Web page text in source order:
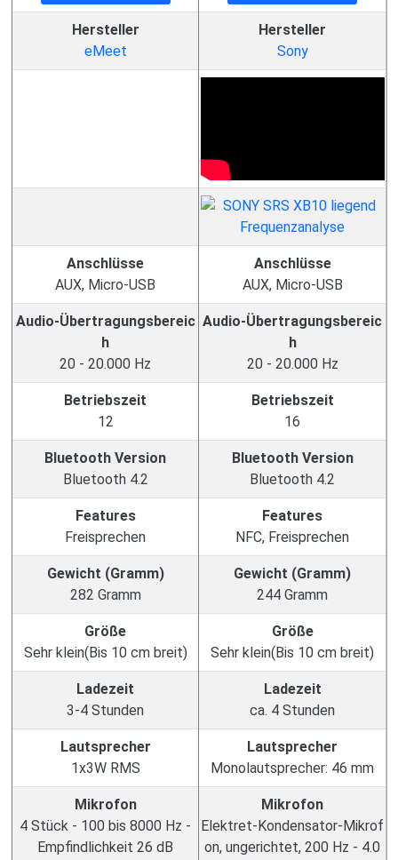
Hersteller
eMeet
Hersteller
Sony
Anschlüsse
AUX, Micro-USB
Anschlüsse
AUX, Micro-USB
Audio-Übertragungsbereic
h
20 - 20.000 Hz
Audio-Übertragungsbereic
h
20 - 20.000 Hz
Betriebszeit
12
Betriebszeit
16
Bluetooth Version
Bluetooth 4.2
Bluetooth Version
Bluetooth 4.2
Features
Freisprechen
Features
NFC, Freisprechen
Gewicht (Gramm)
282 Gramm
Gewicht (Gramm)
244 Gramm
Größe
Sehr klein(Bis 10 cm breit)
Größe
Sehr klein(Bis 10 cm breit)
Ladezeit
3-4 Stunden
Ladezeit
ca. 4 Stunden
Lautsprecher
1x3W RMS
Lautsprecher
Monolautsprecher: 46 mm
Mikrofon
4 Stück - 100 bis 8000 Hz -
Empfindlichkeit 26 dB
Mikrofon
Elektret-Kondensator-Mikrof
on, ungerichtet, 200 Hz - 4.0